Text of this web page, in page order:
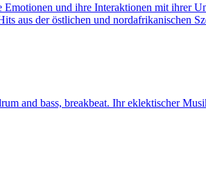
und ihre Interaktionen mit ihrer
aus der östlichen und nordafrikanischen
and bass, breakbeat. Ihr eklektischer